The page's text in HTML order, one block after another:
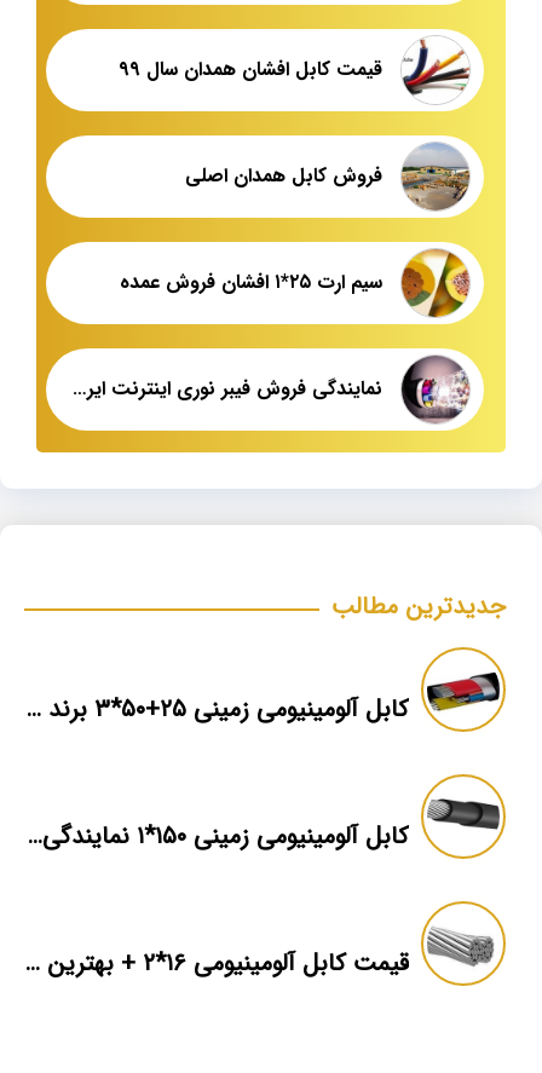
قیمت کابل افشان همدان سال ۹۹
فروش کابل همدان اصلی
سیم ارت ۲۵*۱ افشان فروش عمده
نمایندگی فروش فیبر نوری اینترنت ایران
جدیدترین مطالب
کابل آلومینیومی زمینی ۲۵+۵۰*۳ برند ماهان
کابل آلومینیومی زمینی ۱۵۰*۱ نمایندگی فروش
قیمت کابل آلومینیومی ۱۶*۲ + بهترین برند بازار + اطلاعات فنی